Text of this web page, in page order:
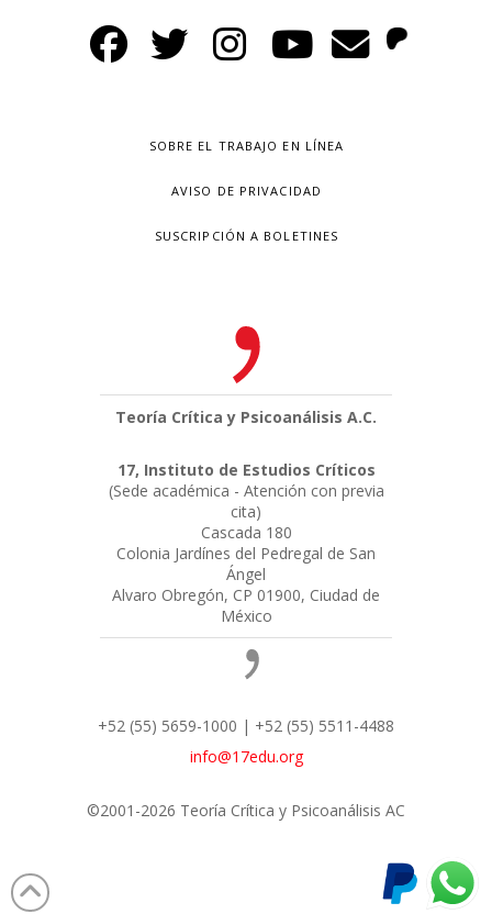
SOBRE EL TRABAJO EN LÍNEA
AVISO DE PRIVACIDAD
SUSCRIPCIÓN A BOLETINES
Teoría Crítica y Psicoanálisis A.C.
17, Instituto de Estudios Críticos
(Sede académica - Atención con previa
cita)
Cascada 180
Colonia Jardínes del Pedregal de San
Ángel
Alvaro Obregón, CP 01900, Ciudad de
México
+52 (55) 5659-1000 | +52 (55) 5511-4488
info@17edu.org
©2001-2026 Teoría Crítica y Psicoanálisis AC